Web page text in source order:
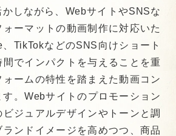
しながら、WebサイトやSNSな
ーマットの動画制作に対応いた
、TikTokなどのSNS向けショート
でインパクトを与えることを重
ームの特性を踏まえた動画コン
。Webサイトのプロモーション
ジュアルデザインやトーンと調
ンドイメージを高めつつ、商品